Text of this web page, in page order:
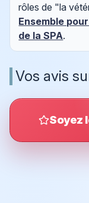
rôles de "la
Ensemble
de la SPA.
Vos avis
Soyez